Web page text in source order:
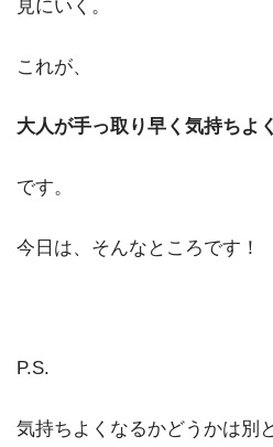
見にいく。
これが、
大人が手っ取り早く気持ちよ
です。
今日は、そんなところです！
P.S.
気持ちよくなるかどうかは別